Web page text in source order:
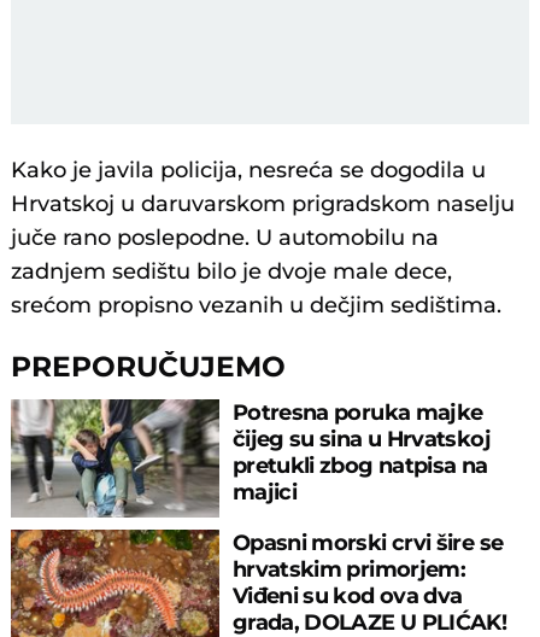
Kako je javila policija, nesreća se dogodila u
Hrvatskoj u daruvarskom prigradskom naselju
juče rano poslepodne. U automobilu na
zadnjem sedištu bilo je dvoje male dece,
srećom propisno vezanih u dečjim sedištima.
PREPORUČUJEMO
Potresna poruka majke
čijeg su sina u Hrvatskoj
pretukli zbog natpisa na
majici
Opasni morski crvi šire se
hrvatskim primorjem:
Viđeni su kod ova dva
grada, DOLAZE U PLIĆAK!